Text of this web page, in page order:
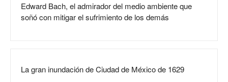
Edward Bach, el admirador del medio ambiente que
soñó con mitigar el sufrimiento de los demás
La gran inundación de Ciudad de México de 1629